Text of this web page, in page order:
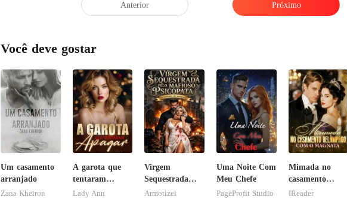
Anterior Próximo
Você deve gostar
Um casamento
arranjado
Zana Kheiron
A garota que
tentaram
apagar
Lady Ann
Virgem
Sequestrada
pelo Mafioso
Armotizei
Uma Noite Com
Meu Chefe
PageProfit Studio
Mimada no
casamento
relâmpago com
IReader